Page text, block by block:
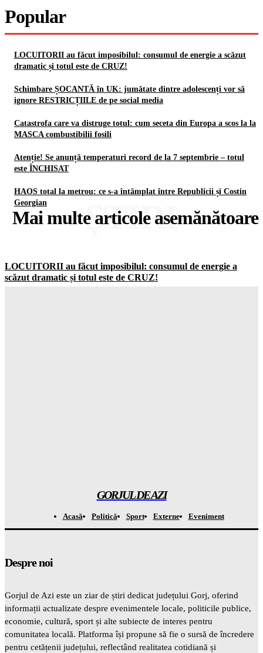
Popular
LOCUITORII au făcut imposibilul: consumul de energie a scăzut
dramatic și totul este de CRUZ!
Schimbare ȘOCANTĂ în UK: jumătate dintre adolescenți vor să
ignore RESTRICȚIILE de pe social media
Catastrofa care va distruge totul: cum seceta din Europa a scos la la
MASCA combustibilii fosili
Atenție! Se anunță temperaturi record de la 7 septembrie – totul
este ÎNCHISAT
HAOS total la metrou: ce s-a întâmplat între Republicii și Costin
Georgian
Mai multe articole asemănătoare
ȘTIRI
LOCUITORII au făcut imposibilul: consumul de energie a
scăzut dramatic și totul este de CRUZ!
GORJUL DE AZI
Acasă Politică Sport Externe Eveniment
Despre noi
Gorjul de Azi este un ziar de știri dedicat județului Gorj, oferind
informații actualizate despre evenimentele locale, politicile publice,
economie, cultură, sport și alte subiecte de interes pentru
comunitatea locală. Platforma își propune să fie o sursă de încredere
pentru cetățenii județului, reflectând realitatea cotidiană și